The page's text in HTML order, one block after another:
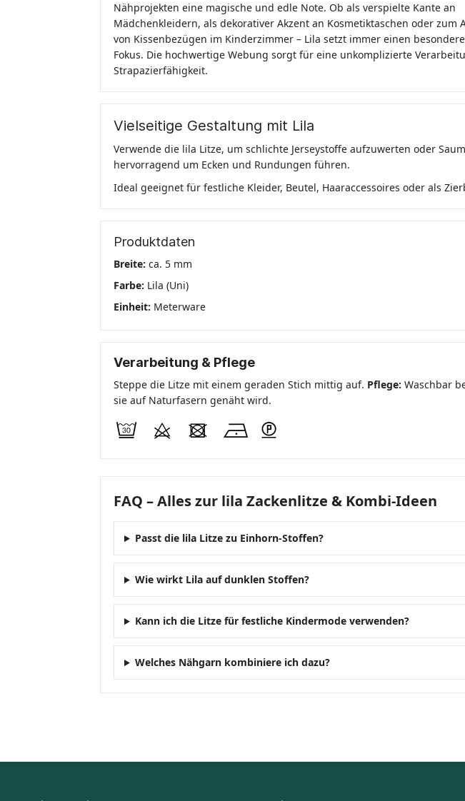
Nähprojekten eine magische und edle Note. Ob als verspielte Kante an
Mädchenkleidern, als dekorativer Akzent an Kosmetiktaschen oder zum
von Kissenbezügen im Kinderzimmer – Lila setzt immer einen
Fokus. Die hochwertige Webung sorgt für eine unkomplizierte
Strapazierfähigkeit.
Vielseitige Gestaltung mit Lila
Verwende die lila Litze, um schlichte Jerseystoffe aufzuwerten oder
hervorragend um Ecken und Rundungen führen.
Ideal geeignet für festliche Kleider, Beutel, Haaraccessoires oder als
Produktdaten
Breite: ca. 5 mm
Farbe: Lila (Uni)
Einheit: Meterware
Verarbeitung & Pflege
Steppe die Litze mit einem geraden Stich mittig auf. Pflege: Waschbar
sie auf Naturfasern genäht wird.
FAQ – Alles zur lila Zackenlitze & Kombi-Ideen
Passt die lila Litze zu Einhorn-Stoffen?
Wie wirkt Lila auf dunklen Stoffen?
Kann ich die Litze für festliche Kindermode verwenden?
Welches Nähgarn kombiniere ich dazu?